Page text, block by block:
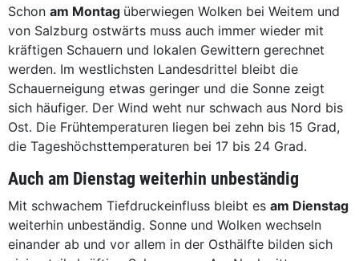
Schon am Montag überwiegen Wolken bei Weitem und
von Salzburg ostwärts muss auch immer wieder mit
kräftigen Schauern und lokalen Gewittern gerechnet
werden. Im westlichsten Landesdrittel bleibt die
Schauerneigung etwas geringer und die Sonne zeigt
sich häufiger. Der Wind weht nur schwach aus Nord bis
Ost. Die Frühtemperaturen liegen bei zehn bis 15 Grad,
die Tageshöchsttemperaturen bei 17 bis 24 Grad.
Auch am Dienstag weiterhin unbeständig
Mit schwachem Tiefdruckeinfluss bleibt es am Dienstag
weiterhin unbeständig. Sonne und Wolken wechseln
einander ab und vor allem in der Osthälfte bilden sich